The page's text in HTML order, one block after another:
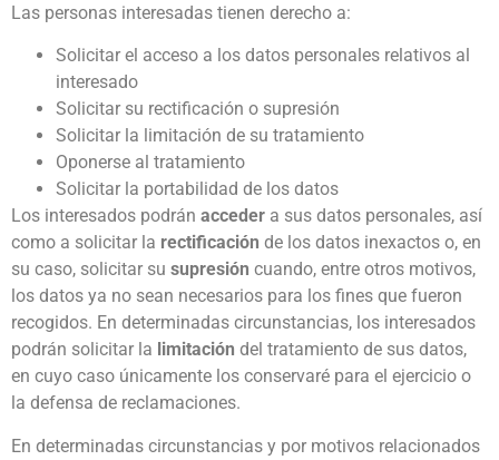
Las personas interesadas tienen derecho a:
Solicitar el acceso a los datos personales relativos al
interesado
Solicitar su rectificación o supresión
Solicitar la limitación de su tratamiento
Oponerse al tratamiento
Solicitar la portabilidad de los datos
Los interesados podrán acceder a sus datos personales, así
como a solicitar la rectificación de los datos inexactos o, en
su caso, solicitar su supresión cuando, entre otros motivos,
los datos ya no sean necesarios para los fines que fueron
recogidos. En determinadas circunstancias, los interesados
podrán solicitar la limitación del tratamiento de sus datos,
en cuyo caso únicamente los conservaré para el ejercicio o
la defensa de reclamaciones.
En determinadas circunstancias y por motivos relacionados